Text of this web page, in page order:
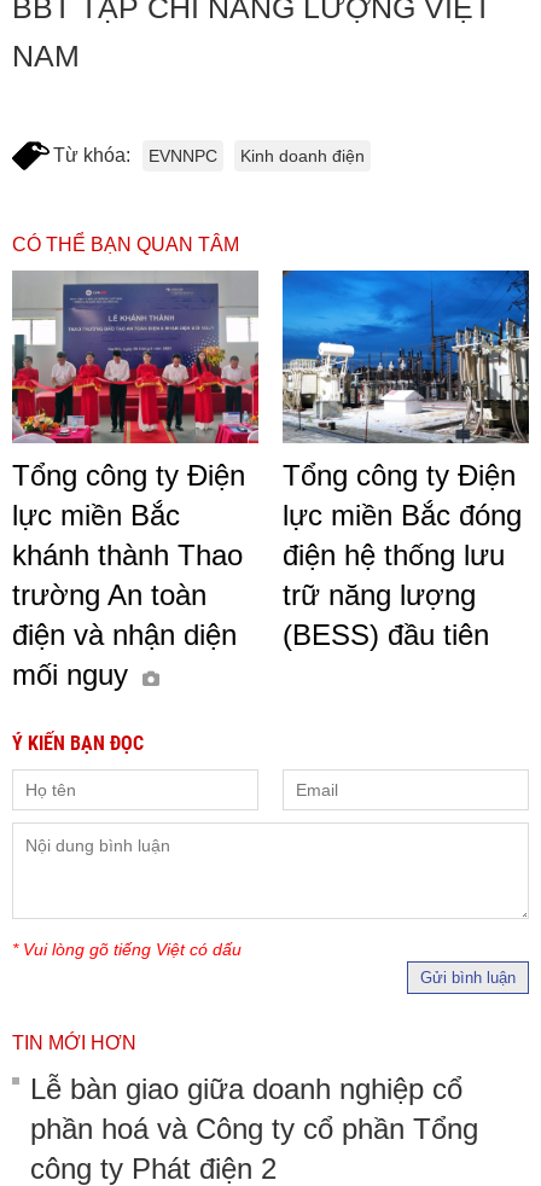
BBT TẠP CHÍ NĂNG LƯỢNG VIỆT
NAM
Từ khóa: EVNNPC Kinh doanh điện
CÓ THỂ BẠN QUAN TÂM
Tổng công ty Điện
lực miền Bắc
khánh thành Thao
trường An toàn
điện và nhận diện
mối nguy
Tổng công ty Điện
lực miền Bắc đóng
điện hệ thống lưu
trữ năng lượng
(BESS) đầu tiên
Ý KIẾN BẠN ĐỌC
* Vui lòng gõ tiếng Việt có dấu
Gửi bình luận
TIN MỚI HƠN
Lễ bàn giao giữa doanh nghiệp cổ
phần hoá và Công ty cổ phần Tổng
công ty Phát điện 2